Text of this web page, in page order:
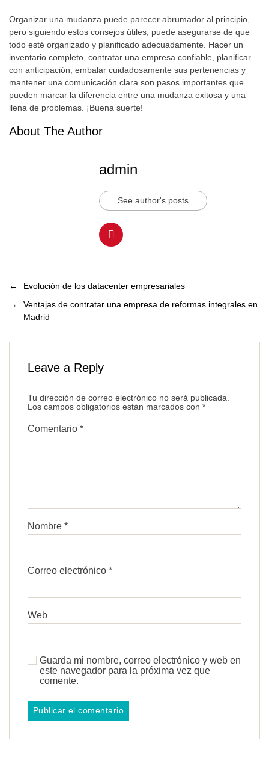
Organizar una mudanza puede parecer abrumador al principio,
pero siguiendo estos consejos útiles, puede asegurarse de que
todo esté organizado y planificado adecuadamente. Hacer un
inventario completo, contratar una empresa confiable, planificar
con anticipación, embalar cuidadosamente sus pertenencias y
mantener una comunicación clara son pasos importantes que
pueden marcar la diferencia entre una mudanza exitosa y una
llena de problemas. ¡Buena suerte!
About The Author
admin
See author's posts
←
Evolución de los datacenter empresariales
→
Ventajas de contratar una empresa de reformas integrales en
Madrid
Leave a Reply
Tu dirección de correo electrónico no será publicada.
Los campos obligatorios están marcados con *
Comentario *
Nombre *
Correo electrónico *
Web
Guarda mi nombre, correo electrónico y web en
este navegador para la próxima vez que
comente.